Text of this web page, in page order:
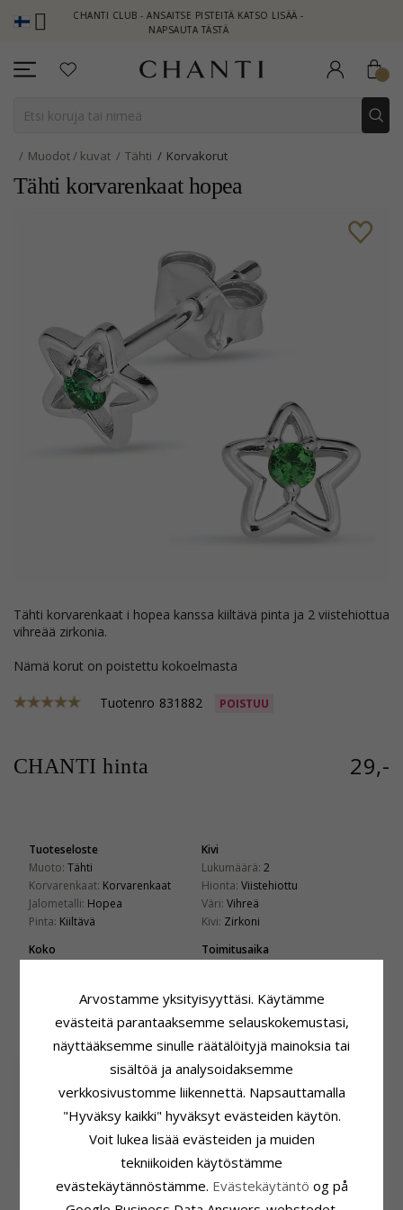
CHANTI CLUB - ANSAITSE PISTEITÄ KATSO LISÄÄ -
NAPSAUTA TÄSTÄ
Muodot / kuvat Tähti Korvakorut
Tähti korvarenkaat hopea
tähti korvarenkaat i hopea kanssa kiiltävä pinta ja 2 viistehiottua
vihreää zirkonia.
Nämä korut on poistettu kokoelmasta
Tuotenro 831882 POISTUU
CHANTI hinta 29,-
Tuoteseloste
Muoto: Tähti
Korvarenkaat: Korvarenkaat
Jalometalli: Hopea
Pinta: Kiiltävä
Kivi
Lukumäärä: 2
Hionta: Viistehiottu
Väri: Vihreä
Kivi: Zirkoni
Koko
Toimitusaika
ASIAKKAAT OSTAVAT MYÖS
valkoinen rengas
hopea - Little Ones
CHANTI hinta 29,-
CHANTI Smykkeskrin
korurasia tekonahka
CHANTI hinta 28,-
Arvostamme yksityisyyttäsi. Käytämme
evästeitä parantaaksemme selauskokemustasi,
näyttääksemme sinulle räätälöityjä mainoksia tai
sisältöä ja analysoidaksemme
verkkosivustomme liikennettä. Napsauttamalla
"Hyväksy kaikki" hyväksyt evästeiden käytön.
Voit lukea lisää evästeiden ja muiden
tekniikoiden käytöstämme
evästekäytännöstämme. Evästekäytäntö og på